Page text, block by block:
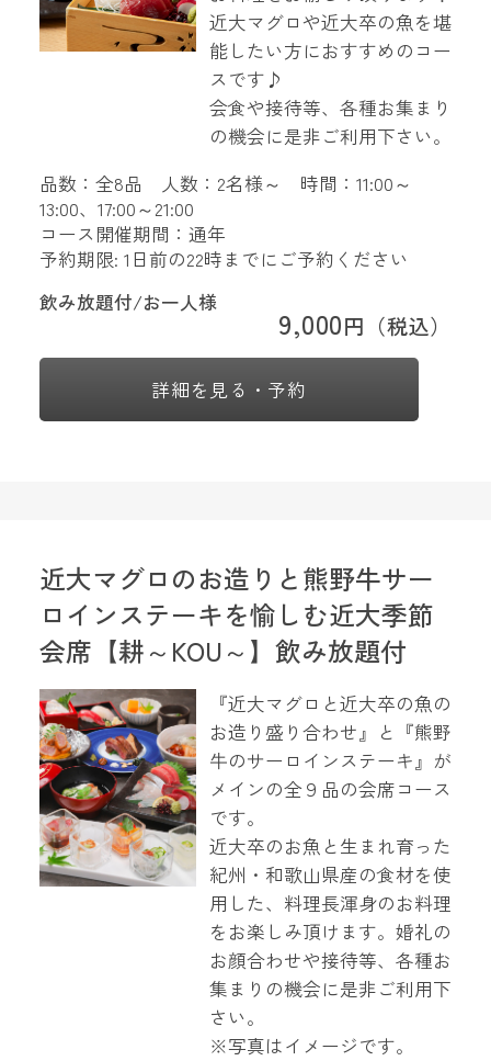
飲み放題付/お一人様
9,000円（税込）
近大マグロや近大卒の魚を堪
能したい方におすすめのコー
スです♪
会食や接待等、各種お集まり
の機会に是非ご利用下さい。
品数：全8品 人数：2名様～ 時間：11:00～
13:00、17:00～21:00
コース開催期間：通年
予約期限: 1日前の22時までにご予約ください
詳細を見る・予約
近大マグロのお造りと熊野牛サー
ロインステーキを愉しむ近大季節
会席【耕～KOU～】飲み放題付
『近大マグロと近大卒の魚の
お造り盛り合わせ』と『熊野
牛のサーロインステーキ』が
メインの全９品の会席コース
です。
近大卒のお魚と生まれ育った
紀州・和歌山県産の食材を使
用した、料理長渾身のお料理
をお楽しみ頂けます。婚礼の
お顔合わせや接待等、各種お
集まりの機会に是非ご利用下
さい。
※写真はイメージです。